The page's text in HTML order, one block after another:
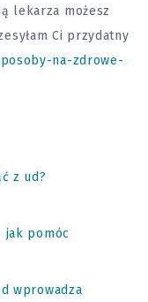
lekarza możesz
Ci przydatny
na-zdrowe-
z ud?
jak pomóc
wprowadza